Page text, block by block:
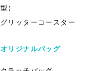
型）
グリッターコースター
オリジナルバッグ